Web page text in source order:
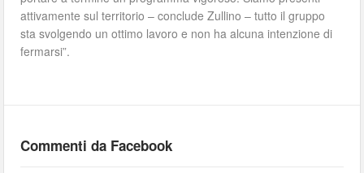
attivamente sul territorio – conclude Zullino – tutto il gruppo
sta svolgendo un ottimo lavoro e non ha alcuna intenzione di
fermarsi”.
Commenti da Facebook